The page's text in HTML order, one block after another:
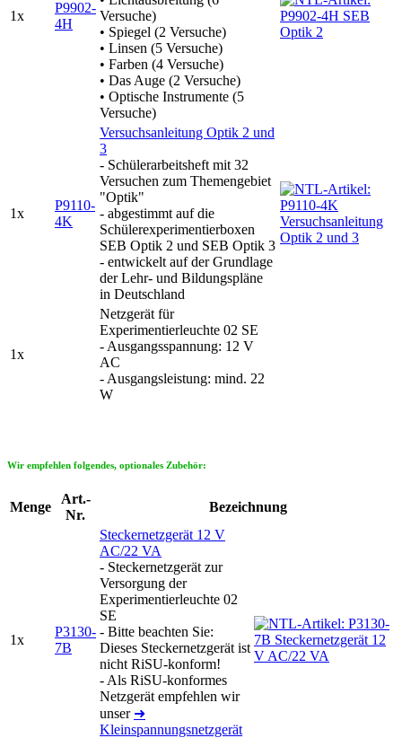
1x
P9902-
4H
Versuche)
• Spiegel (2 Versuche)
• Linsen (5 Versuche)
• Farben (4 Versuche)
• Das Auge (2 Versuche)
• Optische Instrumente (5
Versuche)
1x
P9110-
4K
Versuchsanleitung Optik 2 und
3
- Schülerarbeitsheft mit 32
Versuchen zum Themengebiet
"Optik"
- abgestimmt auf die
Schülerexperimentierboxen
SEB Optik 2 und SEB Optik 3
- entwickelt auf der Grundlage
der Lehr- und Bildungspläne
in Deutschland
1x
Netzgerät für
Experimentierleuchte 02 SE
- Ausgangsspannung: 12 V
AC
- Ausgangsleistung: mind. 22
W
Wir empfehlen folgendes, optionales Zubehör:
Menge
Art.-
Nr.
Bezeichnung
1x
P3130-
7B
Steckernetzgerät 12 V
AC/22 VA
- Steckernetzgerät zur
Versorgung der
Experimentierleuchte 02
SE
- Bitte beachten Sie:
Dieses Steckernetzgerät ist
nicht RiSU-konform!
- Als RiSU-konformes
Netzgerät empfehlen wir
unser ➜
Kleinspannungsnetzgerät